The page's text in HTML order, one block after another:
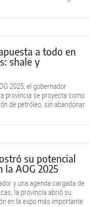
a todo en
shale y
2025, el gobernador
provincia se proyecta como
de petróleo, sin abandonar
su potencial
la AOG 2025
y una agenda cargada de
la provincia abrió su
en la expo más importante